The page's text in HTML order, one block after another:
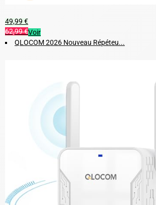
49,99 €
62,99 €Voir
QLOCOM 2026 Nouveau Répéteu...